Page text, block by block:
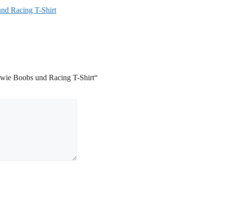
Racing T-Shirt
Boobs und Racing T-Shirt“